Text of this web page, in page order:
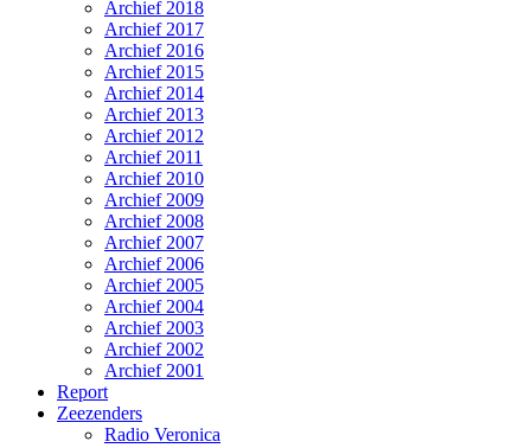
Archief 2018
Archief 2017
Archief 2016
Archief 2015
Archief 2014
Archief 2013
Archief 2012
Archief 2011
Archief 2010
Archief 2009
Archief 2008
Archief 2007
Archief 2006
Archief 2005
Archief 2004
Archief 2003
Archief 2002
Archief 2001
Report
Zeezenders
Radio Veronica